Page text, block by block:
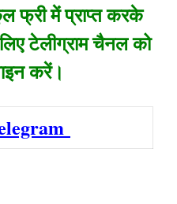
फ्री में प्राप्त करके
टेलीग्राम चैनल को
करें।